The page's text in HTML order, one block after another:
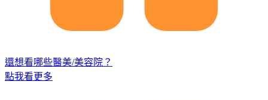
還想看哪些醫美/美容院？
點我看更多